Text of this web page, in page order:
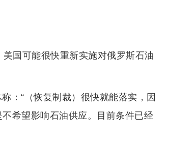
国可能很快重新实施对俄罗斯石油
：“（恢复制裁）很快就能落实，因
希望影响石油供应。目前条件已经